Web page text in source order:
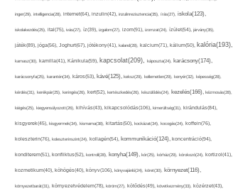
inger(29), intelligencia(28), internet(64), inzulin(42), inzulinrezisztencia(35), írás(27), iskola(123),
iskolakezdés(25), ital(75), ivás(27), íz(39), izgalom(27), izom(91), izomzat(24), ízület(54), járvány(35),
játék(89), jóga(56), Joghurt(67), jótékony(41), kaland(28), kalcium(71), kálium(50), kalória(193),
kamasz(30), kamilla(41), Kánikula(59), kapcsolat(209), káposzta(24), karácsony(174),
karácsonyfa(25), karantén(34), káros(53), kávé(125), keksz(29), kellemetlen(29), kenyér(32), képesség(28),
kérdés(31), kerékpár(25), keringés(26), kert(52), kertészkedés(26), készülődés(24), kezelés(166), kézmosás(28),
kiégés(25), kiegyensúlyozott(26), kihívás(43), kikapcsolódás(106), kimerültség(31), kirándulás(84),
kisgyerek(45), kisgyermek(34), kismama(38), kitartás(50), kockázat(34), kocogás(24), koffein(76),
koleszterin(76), koleszterinszint(24), kollagén(54), kommunikáció(124), koncentráció(94),
konditerem(51), konfliktus(52), kontroll(28), konyha(149), kór(25), kórház(29), kórokozó(24), kortizol(41),
kozmetikum(40), köhögés(40), könyv(106), könyvajánló(24), köret(30), környezet(116),
környezetbarát(31), környezetvédelem(78), köröm(27), kötődés(49), következmény(33), közérzet(43),